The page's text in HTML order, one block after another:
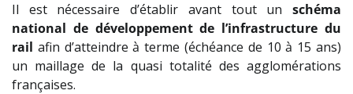
Il est nécessaire d’établir avant tout un schéma
national de développement de l’infrastructure du
rail afin d’atteindre à terme (échéance de 10 à 15 ans)
un maillage de la quasi totalité des agglomérations
françaises.